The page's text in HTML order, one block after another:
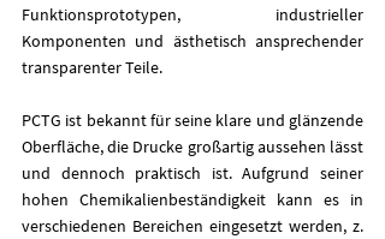
Funktionsprototypen, industrieller
Komponenten und ästhetisch ansprechender
transparenter Teile.
PCTG ist bekannt für seine klare und glänzende
Oberfläche, die Drucke großartig aussehen lässt
und dennoch praktisch ist. Aufgrund seiner
hohen Chemikalienbeständigkeit kann es in
verschiedenen Bereichen eingesetzt werden, z.